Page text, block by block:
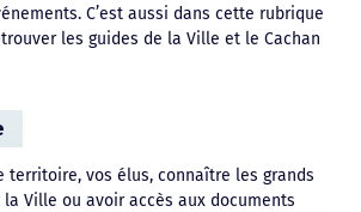
C’est aussi dans cette rubrique
les guides de la Ville et le Cachan
territoire, vos élus, connaître les grands
Ville ou avoir accès aux documents